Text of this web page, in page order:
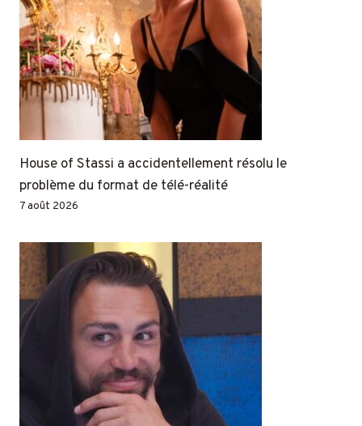
House of Stassi a accidentellement résolu le
problème du format de télé-réalité
7 août 2026